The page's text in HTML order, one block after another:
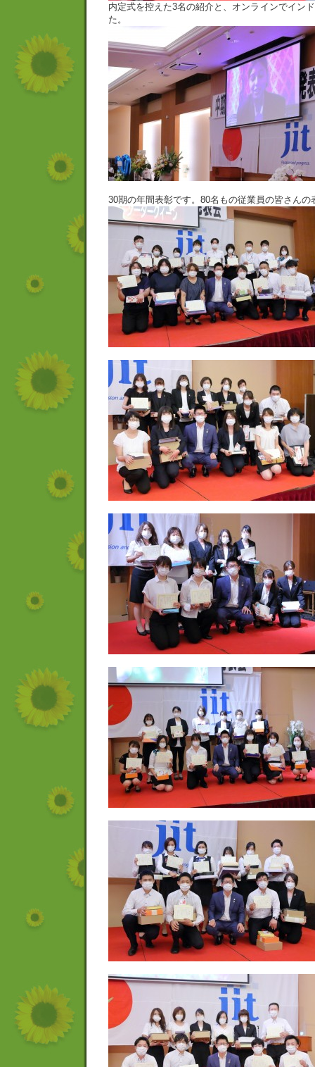
内定式を控えた3名の紹介と、オンラインでイン
た。
30期の年間表彰です。80名もの従業員の皆さんの